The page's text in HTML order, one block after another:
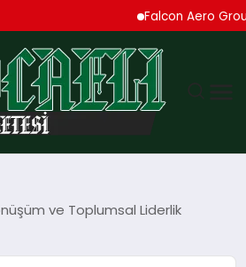
Falcon Aero Group,
ve Toplumsal Liderlik